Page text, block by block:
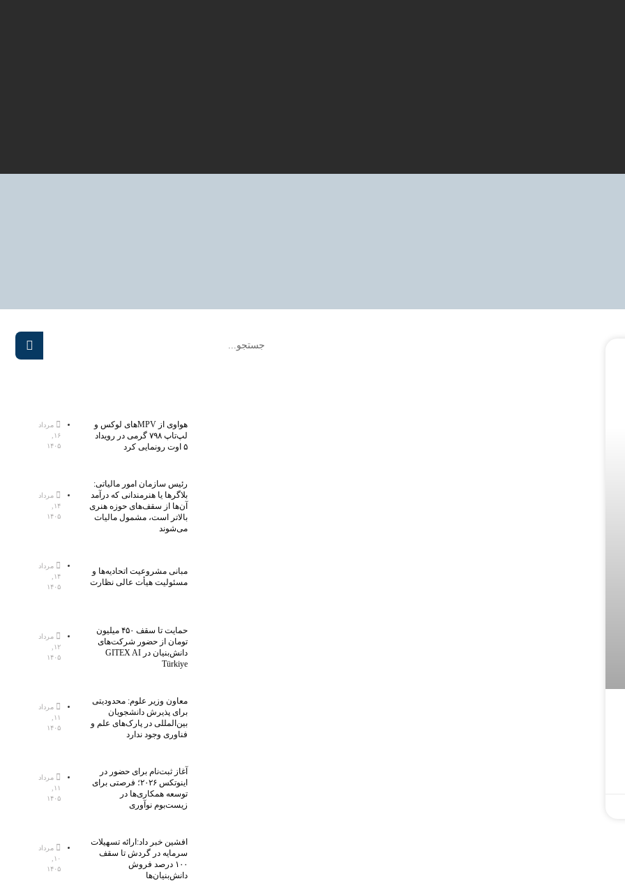
هواوی از MPVهای لوکس و
لپ‌تاپ ۷۹۸ گرمی در رویداد
۵ اوت رونمایی کرد
مرداد
۱۶,
۱۴۰۵
رئیس سازمان امور مالیاتی:
بلاگر‌ها یا هنرمندانی که درآمد
آن‌ها از سقف‌های حوزه هنری
بالاتر است، مشمول مالیات
می‌شوند
مرداد
۱۴,
۱۴۰۵
مبانی مشروعیت اتحادیه‌ها و
مسئولیت هیأت عالی نظارت
مرداد
۱۴,
۱۴۰۵
حمایت تا سقف ۴۵۰ میلیون
تومان از حضور شرکت‌های
دانش‌بنیان در GITEX AI
Türkiye
مرداد
۱۲,
۱۴۰۵
معاون وزیر علوم: محدودیتی
برای پذیرش دانشجویان
بین‌المللی در پارک‌های علم و
فناوری وجود ندارد
مرداد
۱۱,
۱۴۰۵
آغاز ثبت‌نام برای حضور در
اینوتکس ۲۰۲۶؛ فرصتی برای
توسعه همکاری‌ها در
زیست‌بوم نوآوری
مرداد
۱۱,
۱۴۰۵
افشین خبر داد:ارائه تسهیلات
سرمایه در گردش تا سقف
۱۰۰ درصد فروش
دانش‌بنیان‌ها
مرداد
۱۰,
۱۴۰۵